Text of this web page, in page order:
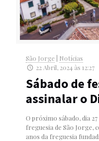
São Jorge
Notícias
22 Abril, 2024 às 12:27
Sábado de
assinalar o
O próximo sábado, dia
freguesia de São Jorge,
anos da freguesia